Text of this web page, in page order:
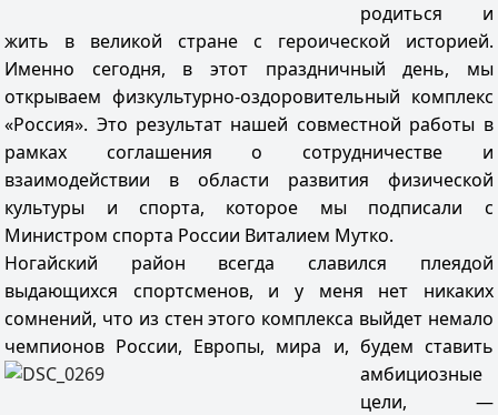
родиться и
жить в великой стране с героической историей.
Именно сегодня, в этот праздничный день, мы
открываем физкультурно-оздоровительный комплекс
«Россия». Это результат нашей совместной работы в
рамках соглашения о сотрудничестве и
взаимодействии в области развития физической
культуры и спорта, которое мы подписали с
Министром спорта России Виталием Мутко.
Ногайский район всегда славился плеядой
выдающихся спортсменов, и у меня нет никаких
сомнений, что из стен этого комплекса выйдет немало
чемпионов России, Европы, мира и, будем ставить
амбициозные
цели, —